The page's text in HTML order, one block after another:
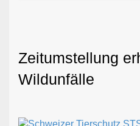
Zeitumstellung
Wildunfälle